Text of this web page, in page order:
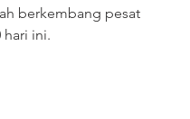
berkembang pesat
hari ini.